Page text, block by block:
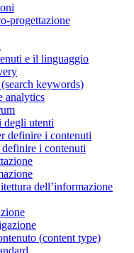
progettazione
e il linguaggio
keywords)
analytics
degli utenti
definire i contenuti
i contenuti
dell’informazione
(content type)